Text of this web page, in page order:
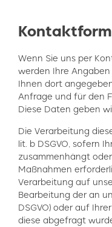
Wenn Sie uns per
werden Ihre
Ihnen dort
Anfrage und für den
Diese Daten geben
Die Verarbeitung
lit. b DSGVO, sofern
zusammenhängt
Maßnahmen
Verarbeitung auf
Bearbeitung der an
DSGVO) oder auf
diese abgefragt